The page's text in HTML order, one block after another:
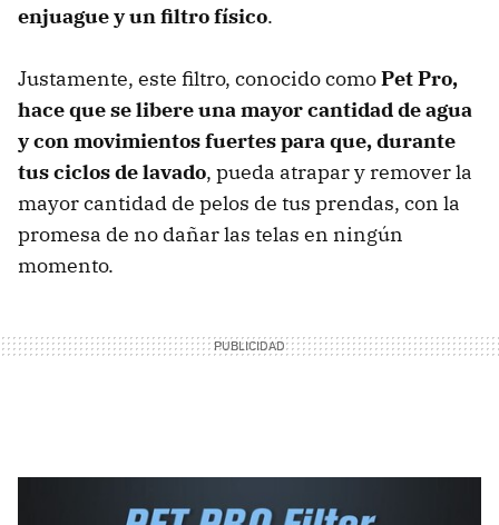
enjuague y unfiltro físico.
Justamente, este filtro, conocido comoPet Pro,
hace que se libere una mayor cantidad de agua
y con movimientos fuertes para que, durante
tus ciclos de lavado, pueda atrapar y remover la
mayor cantidad de pelos de tus prendas, con la
promesa de no dañar las telas en ningún
momento.